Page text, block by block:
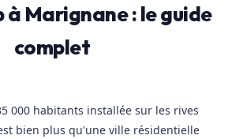
à Marignane : le guide
complet
000 habitants installée sur les rives
bien plus qu'une ville résidentielle